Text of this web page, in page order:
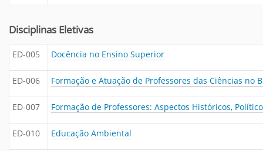
Disciplinas Eletivas
ED-005 Docência no Ensino Superior
ED-006 Formação e Atuação de Professores das Ciências no
ED-007 Formação de Professores: Aspectos Históricos,
ED-010 Educação Ambiental